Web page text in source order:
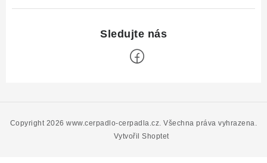
Vytvořil Shoptet
Copyright 2026www.cerpadlo-cerpadla.cz . Všechna práva vyhrazena.